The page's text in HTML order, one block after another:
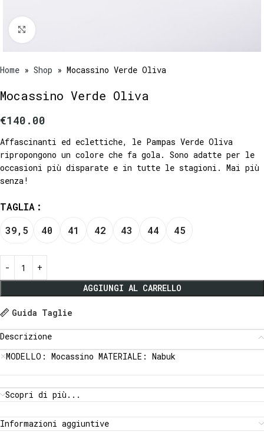
Home » Shop » Mocassino Verde Oliva
Mocassino Verde Oliva
€140.00
Affascinanti ed eclettiche, le Pampas Verde Oliva
ripropongono un colore che fa gola. Sono adatte per le
occasioni più disparate e in tutte le stagioni. Mai più
senza!
TAGLIA
39,5
40 41 42 43 44 45
AGGIUNGI AL CARRELLO
Guida Taglie
Descrizione
MODELLO: Mocassino MATERIALE: Nabuk
Scopri di più...
Informazioni aggiuntive